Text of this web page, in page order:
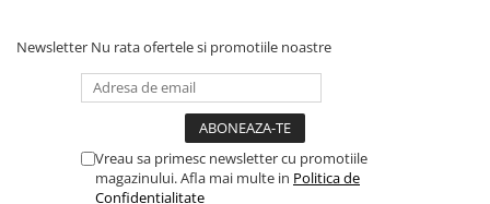
Newsletter Nu rata ofertele si promotiile noastre
Vreau sa primesc newsletter cu promotiile
magazinului. Afla mai multe in Politica de
Confidentialitate